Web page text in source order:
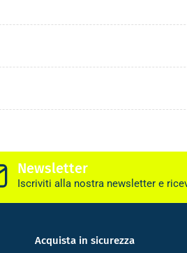
Newsletter
Iscriviti alla nostra newsletter e
Acquista in sicurezza